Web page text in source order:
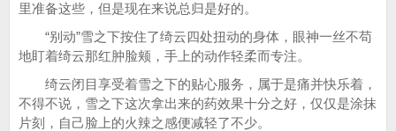
里准备这些，但是现在来说总归是好的。
“别动”雪之下按住了绮云四处扭动的身体，眼神一丝不苟
地盯着绮云那红肿脸颊，手上的动作轻柔而专注。
绮云闭目享受着雪之下的贴心服务，属于是痛并快乐着，
不得不说，雪之下这次拿出来的药效果十分之好，仅仅是涂抹
片刻，自己脸上的火辣之感便减轻了不少。